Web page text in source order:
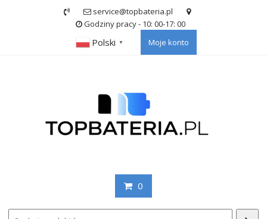
service@topbateria.pl
Godziny pracy - 10: 00-17: 00
Polski ▼ Moje konto
0